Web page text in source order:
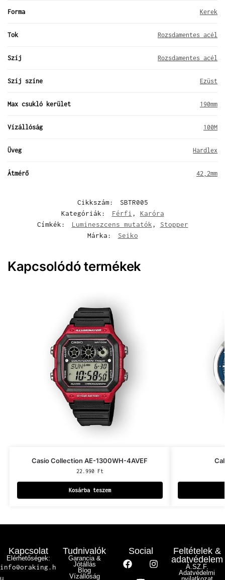
Forma Kerek
Tok Rozsdamentes acél
Szíj Rozsdamentes acél
Szíj színe Ezüst
Max csukló kerület 190mm
Vízállóság 100M
Üveg Hardlex
Átmérő 42,2mm
Cikkszám:
SBTR005
Kategóriák:
Férfi , Karóra
Címkék:
Lumineszcens mutatók, Stopper
Márka:
Seiko
Kapcsolódó termékek
Casio Collection AE-1300WH-4AVEF
22.990 Ft
Kosárba teszem
Kapcsolat
Elérhetőségek:
info@oraking.h
u
Tudnivalók
Garancia &
Jótállás
Blog
Vízállóság
Social
Feltételek &
adatvédelem
Á.SZ.F.
Adatvédelmi